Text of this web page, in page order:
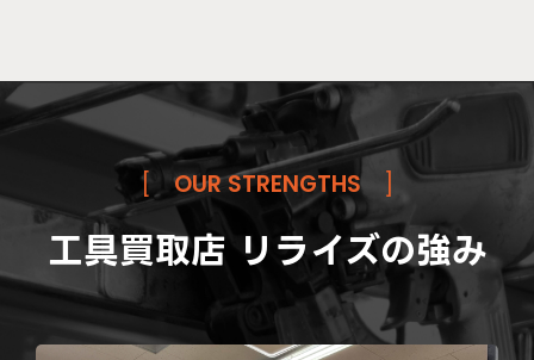
[OUR STRENGTHS
工具買取店 リライズの強み